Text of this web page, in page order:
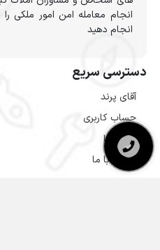
انجام معامله امن امور ملکی
انجام دهید
دسترسی سریع
آقای پرند
حساب کاربری
درباره ما
تماس با ما